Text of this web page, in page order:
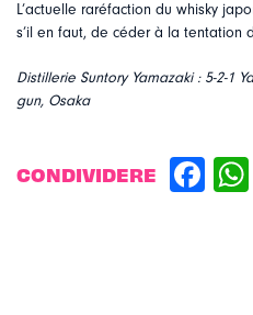
L’actuelle raréfaction du whisky
s’il en faut, de céder à la tentation
Distillerie Suntory Yamazaki : 5-2-1
gun, Osaka
CONDIVIDERE